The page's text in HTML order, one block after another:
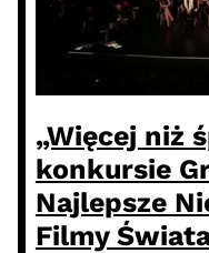
„Więcej niż
konkursie
Najlepsze
Filmy